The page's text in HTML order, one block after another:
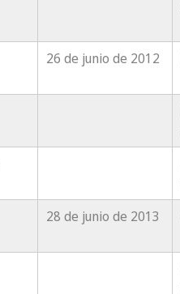
26 de junio de 2012
28 de junio de 2013